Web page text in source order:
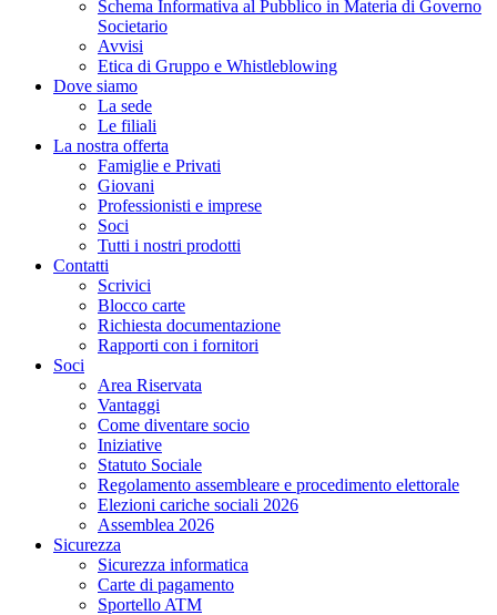
Schema Informativa al Pubblico in Materia di Governo
Societario
Avvisi
Etica di Gruppo e Whistleblowing
Dove siamo
La sede
Le filiali
La nostra offerta
Famiglie e Privati
Giovani
Professionisti e imprese
Soci
Tutti i nostri prodotti
Contatti
Scrivici
Blocco carte
Richiesta documentazione
Rapporti con i fornitori
Soci
Area Riservata
Vantaggi
Come diventare socio
Iniziative
Statuto Sociale
Regolamento assembleare e procedimento elettorale
Elezioni cariche sociali 2026
Assemblea 2026
Sicurezza
Sicurezza informatica
Carte di pagamento
Sportello ATM